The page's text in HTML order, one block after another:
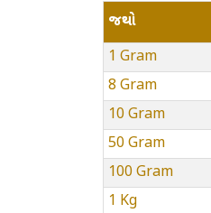
જથ્થો
1 Gram
8 Gram
10 Gram
50 Gram
100 Gram
1 Kg